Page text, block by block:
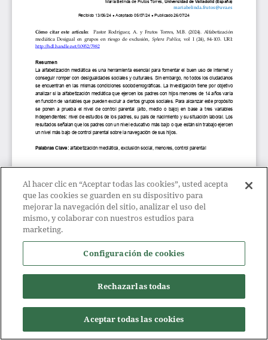
Al hacer clic en “Aceptar todas las cookies”, usted acepta
que las cookies se guarden en su dispositivo para
mejorar la navegación del sitio, analizar el uso del
mismo, y colaborar con nuestros estudios para
marketing.
Configuración de cookies
Rechazarlas todas
Aceptar todas las cookies